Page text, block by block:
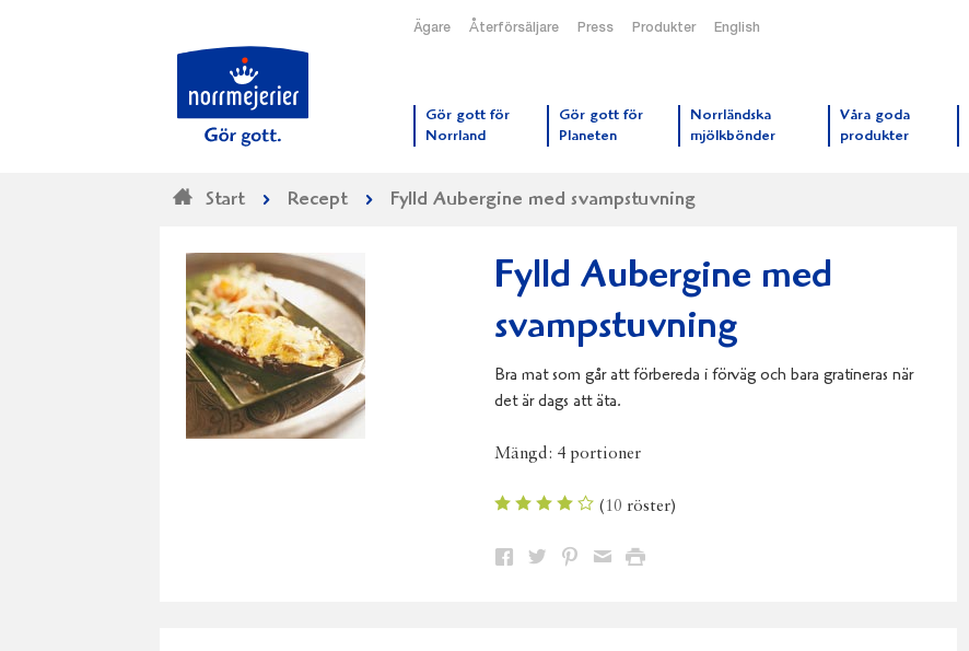
Ägare Återförsäljare Press Produkter English
Gör gott för
Norrland
Gör gott för
Planeten
Norrländska
mjölkbönder
Våra goda
produkter
Start Recept Fylld Aubergine med svampstuvning
Fylld Aubergine med
svampstuvning
Bra mat som går att förbereda i förväg och bara gratineras när
det är dags att äta.
Mängd: 4 portioner
(10 röster)
Dela Dela Dela DelaSkriv